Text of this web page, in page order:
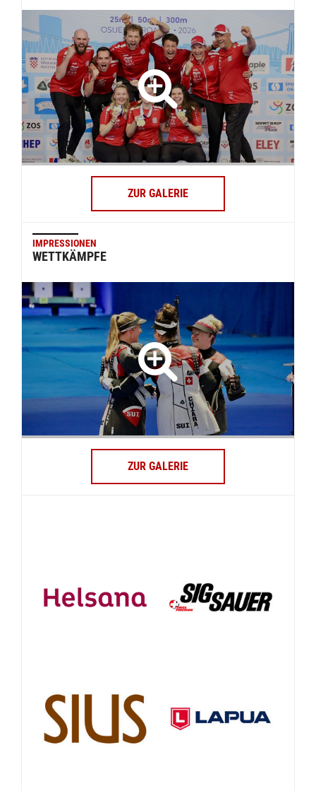
ZUR GALERIE
IMPRESSIONEN
WETTKÄMPFE
ZUR GALERIE